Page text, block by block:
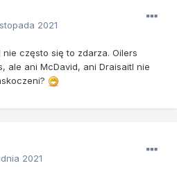
2021
często się to zdarza. Oilers
ale ani McDavid, ani Draisaitl nie
2021